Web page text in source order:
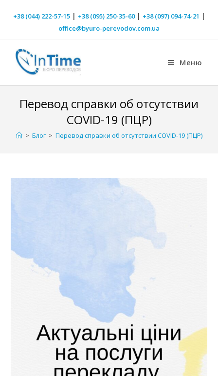
+38 (044) 222-57-15| +38 (095) 250-35-60| +38 (097) 094-74-21 |
office@byuro-perevodov.com.ua
Меню
Перевод справки об отсутствии
COVID-19 (ПЦР)
> Блог > Перевод справки об отсутствии COVID-19 (ПЦР)